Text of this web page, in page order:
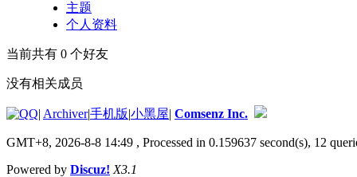
主题
个人资料
当前共有 0 个好友
没有相关成员
| Archiver|手机版|小黑屋| Comsenz Inc.
GMT+8, 2026-8-8 14:49 , Processed in 0.159637 second(s), 12
Powered by Discuz! X3.1